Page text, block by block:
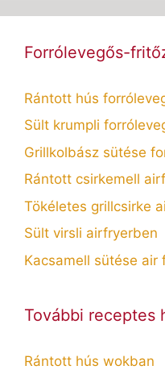
Forrólevegős-
Rántott hús
Sült krumpli
Grillkolbász sütése
Rántott csirkemell
Tökéletes grillcsirke
Sült virsli airfryerben
Kacsamell sütése air
További receptes
Rántott hús wokban